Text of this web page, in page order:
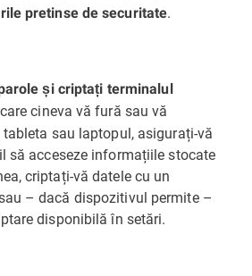
pretinse de securitate.
și criptați terminalul
cineva vă fură sau vă
sau laptopul, asigurați-vă
să acceseze informațiile stocate
criptați-vă datele cu un
– dacă dispozitivul permite –
disponibilă în setări.